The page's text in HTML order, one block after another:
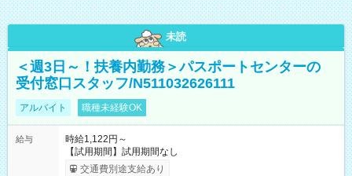
未読
＜週3日～！扶養内勤務＞パスポートセンターの
受付窓口スタッフ/N511032626111
アルバイト 職種未経験OK
給与
時給1,122円～
【試用期間】試用期間なし
交通費別途支給あり